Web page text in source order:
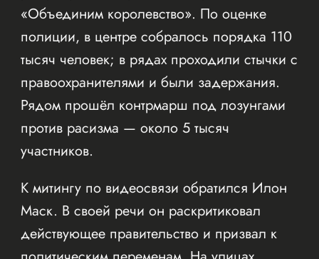
«Объединим королевство». По оценке
полиции, в центре собралось порядка 110
тысяч человек; в рядах проходили стычки с
правоохранителями и были задержания.
Рядом прошёл контрмарш под лозунгами
против расизма — около 5 тысяч
участников.
К митингу по видеосвязи обратился Илон
Маск. В своей речи он раскритиковал
действующее правительство и призвал к